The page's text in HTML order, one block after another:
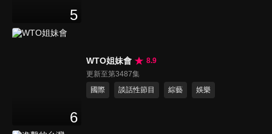
5
6
WTO姐妹會
8.9
更新至第3487集
國際
談話性節目 綜藝 娛樂